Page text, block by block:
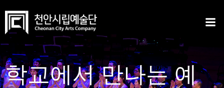
content
학교에서 만나는 예